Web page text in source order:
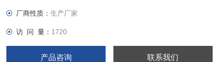
厂商性质：生产厂家
访 问 量： 1720
产品咨询 联系我们